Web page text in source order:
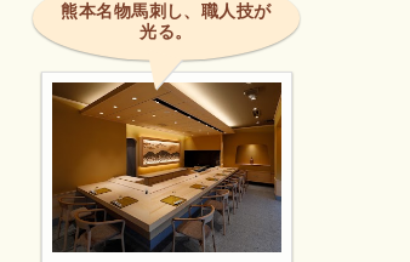
熊本名物馬刺し、職人技が
光る。